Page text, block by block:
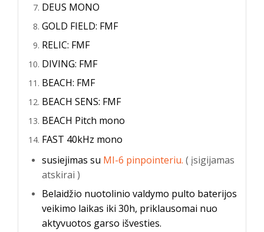
DEUS MONO
GOLD FIELD: FMF
RELIC: FMF
DIVING: FMF
BEACH: FMF
BEACH SENS: FMF
BEACH Pitch mono
FAST 40kHz mono
susiejimas su MI-6 pinpointeriu. ( įsigijamas
atskirai )
Belaidžio nuotolinio valdymo pulto baterijos
veikimo laikas iki 30h, priklausomai nuo
aktyvuotos garso išvesties.